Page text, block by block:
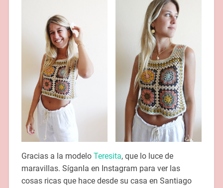
Gracias a la modelo Teresita, que lo luce de
maravillas. Síganla en Instagram para ver las
cosas ricas que hace desde su casa en Santiago